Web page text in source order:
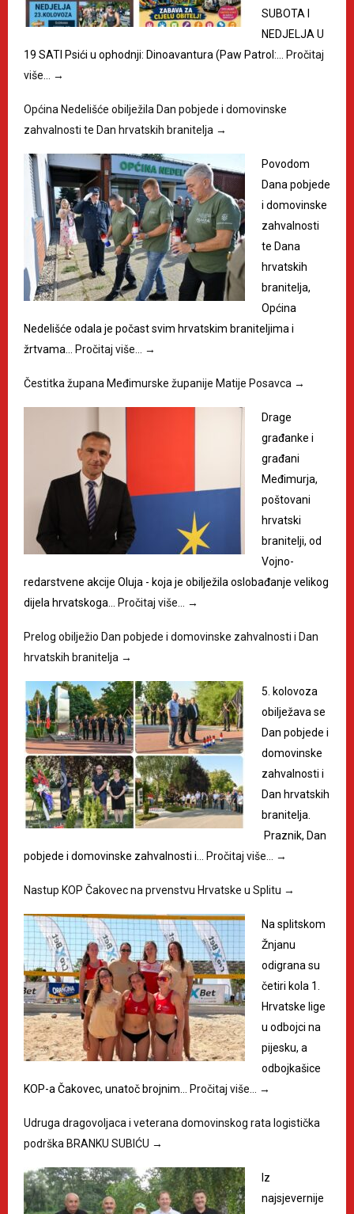
SUBOTA I
NEDJELJA U
19 SATI Psići u ophodnji: Dinoavantura (Paw Patrol:… Pročitaj
više…
→
Općina Nedelišće obilježila Dan pobjede i domovinske
zahvalnosti te Dan hrvatskih branitelja →
Povodom
Dana pobjede
i domovinske
zahvalnosti
te Dana
hrvatskih
branitelja,
Općina
Nedelišće odala je počast svim hrvatskim braniteljima i
žrtvama… Pročitaj više… →
Čestitka župana Međimurske županije Matije Posavca →
Drage
građanke i
građani
Međimurja,
poštovani
hrvatski
branitelji, od
Vojno-
redarstvene akcije Oluja - koja je obilježila oslobađanje velikog
dijela hrvatskoga… Pročitaj više… →
Prelog obilježio Dan pobjede i domovinske zahvalnosti i Dan
hrvatskih branitelja →
5. kolovoza
obilježava se
Dan pobjede i
domovinske
zahvalnosti i
Dan hrvatskih
branitelja.
Praznik, Dan
pobjede i domovinske zahvalnosti i… Pročitaj više… →
Nastup KOP Čakovec na prvenstvu Hrvatske u Splitu →
Na splitskom
Žnjanu
odigrana su
četiri kola 1.
Hrvatske lige
u odbojci na
pijesku, a
odbojkašice
KOP-a Čakovec, unatoč brojnim… Pročitaj više… →
Udruga dragovoljaca i veterana domovinskog rata logistička
podrška BRANKU SUBIĆU →
Iz
najsjevernije